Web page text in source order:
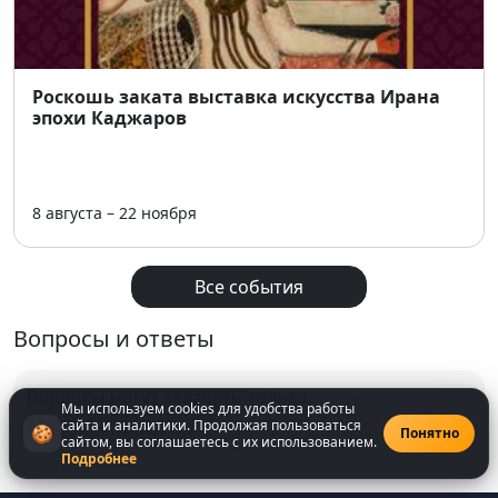
Роскошь заката выставка искусства Ирана
эпохи Каджаров
8 августа – 22 ноября
Все события
Вопросы и ответы
Вопросы могут задавать только
зарегистрированнныепользователи
🍪
Мы используем cookies для удобства работы
сайта и аналитики. Продолжая пользоваться
сайтом, вы соглашаетесь с их использованием.
Подробнее
Понятно